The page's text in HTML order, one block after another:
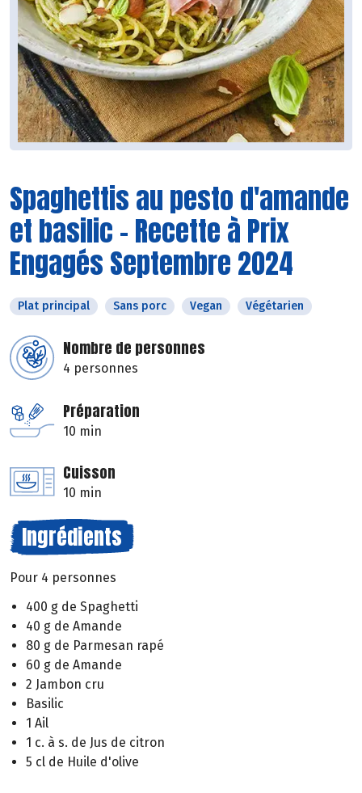
Spaghettis au pesto d'amande
et basilic - Recette à Prix
Engagés Septembre 2024
Plat principal Sans porc Vegan Végétarien
Nombre de personnes
4 personnes
Préparation
10 min
Cuisson
10 min
Ingrédients
Pour 4 personnes
400 g de Spaghetti
40 g de Amande
80 g de Parmesan rapé
60 g de Amande
2 Jambon cru
Basilic
1 Ail
1 c. à s. de Jus de citron
5 cl de Huile d'olive